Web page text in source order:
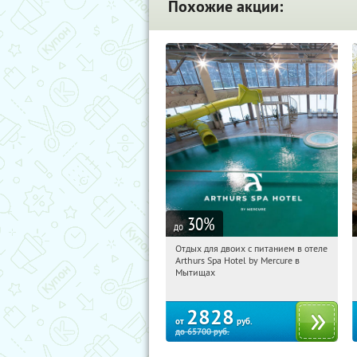
Похожие акции:
до 30%
10:13:08
Купи первым!
Московская обл., г. Мытищи, д.
Отдых для двоих с питанием в отеле
Arthurs Spa Hotel by Mercure в
Мытищах
от 2828 руб.
до65700руб.